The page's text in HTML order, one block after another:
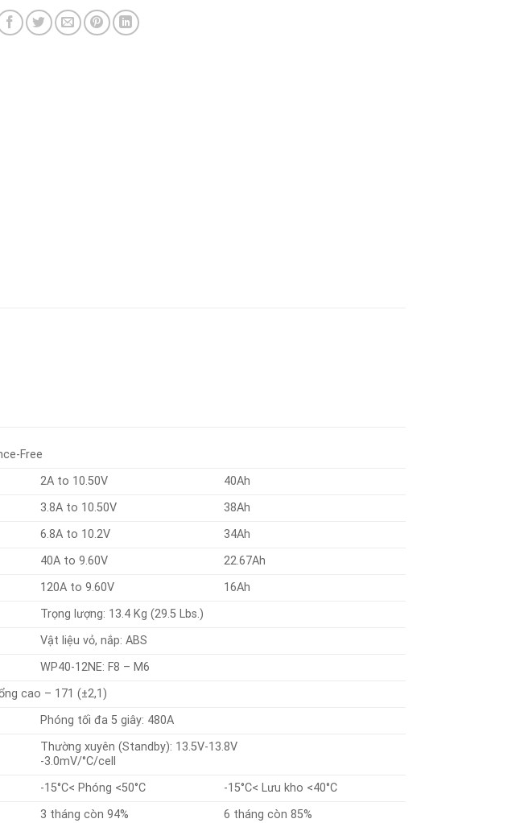
Free
2A to 10.50V
40Ah
3.8A to 10.50V
38Ah
6.8A to 10.2V
34Ah
40A to 9.60V
22.67Ah
120A to 9.60V
16Ah
Trọng lượng: 13.4 Kg (29.5 Lbs.)
Vật liệu vỏ, nắp: ABS
WP40-12NE: F8 – M6
cao – 171 (±2,1)
Phóng tối đa 5 giây: 480A
Thường xuyên (Standby): 13.5V-13.8V
-3.0mV/°C/cell
-15°C< Phóng <50°C
-15°C< Lưu kho <40°C
3 tháng còn 94%
6 tháng còn 85%